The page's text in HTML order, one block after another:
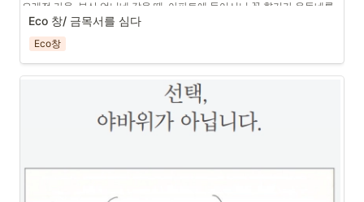
마음이다.
“하나의 이야기밖에 모른다면 하나의 삶밖에 살지 못한다. 다른 세계와 삶
이 가능함을 알기 위해 우리는 다른 이야기가 필요하다.”
나 역시 책을 통해 다른 세계를 접하고, 다른 사람을 이해하려고 노력한다.
당신의 이야기는 무엇인지, 그 궁금함이 끝나지 않기를 바라는 마음으로
『삶의 발명』을 권한다.
오래전 가을, 부산 언니네 갔을 때, 아파트에 들어서니 꽃 향기가 온동네를
휘감고 있었는데 그 향기가 금목서의 꽃에서 나오는 것이었다. 잎사귀들에
숨은 듯 노랗게 조랑조랑(크고 화려하지는 않지만) 꽃이 피면 어지간한 궂
은 냄새는 다 파묻히고, 오래되고 낡은 아파트 촌이 잘 차려입은 귀부인이
홀연히 등장한 것처럼 우아하고 고급스러워진다. 금목서가 꽃을 피우면, 언
니는 그동안 소원했던 옛친구들에게 손편지도 쓰고 우정의 샘에서 추억을
길어 올린다길래, 공유한 추억거리가 많은 나도 가을이면 “금목서 꽃 폈
어?”라고 소식을 묻고는 옛날의 어느 날로 돌아가기도 한다. 그 좋은 인연으
로 나의 나무 이름은 금목서이며, 이렇게 마당 한가운데 떡하니 자리 잡았
“전쟁은 뉴스가 아니다. 전쟁은 군인들이 강제로 쏘는 총알이며, 죽고 싶지
Eco 창/ 금목서를 심다
Eco창